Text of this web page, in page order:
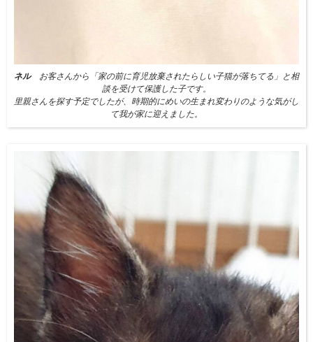
ネル お客さんから「家の前に育児放棄されたらしい子猫が落ちてる」と相
談を受けて保護した子です。
里親さんを探す予定でしたが、時期的にめいの生まれ変わりのような気がし
て我が家に迎えました。